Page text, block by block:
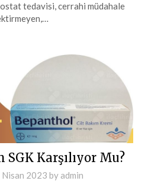
tedavisi, cerrahi müdahale
Karşılıyor Mu?
Nisan 2023 by admin